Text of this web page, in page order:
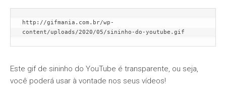
http://gifmania.com.br/wp-
content/uploads/2020/05/sininho-do-youtube.gif
Este gif de sininho do YouTube é transparente, ou seja,
você poderá usar à vontade nos seus vídeos!